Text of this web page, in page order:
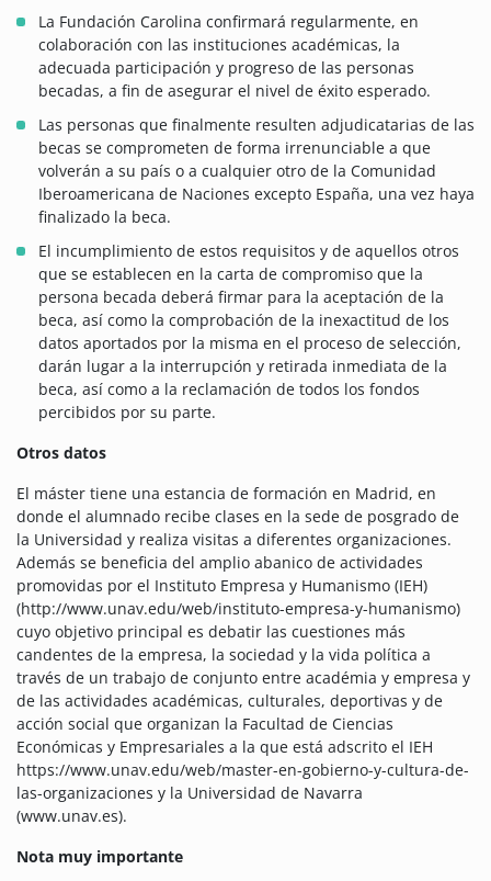
La Fundación Carolina confirmará regularmente, en
colaboración con las instituciones académicas, la
adecuada participación y progreso de las personas
becadas, a fin de asegurar el nivel de éxito esperado.
Las personas que finalmente resulten adjudicatarias de las
becas se comprometen de forma irrenunciable a que
volverán a su país o a cualquier otro de la Comunidad
Iberoamericana de Naciones excepto España, una vez haya
finalizado la beca.
El incumplimiento de estos requisitos y de aquellos otros
que se establecen en la carta de compromiso que la
persona becada deberá firmar para la aceptación de la
beca, así como la comprobación de la inexactitud de los
datos aportados por la misma en el proceso de selección,
darán lugar a la interrupción y retirada inmediata de la
beca, así como a la reclamación de todos los fondos
percibidos por su parte.
Otros datos
El máster tiene una estancia de formación en Madrid, en
donde el alumnado recibe clases en la sede de posgrado de
la Universidad y realiza visitas a diferentes organizaciones.
Además se beneficia del amplio abanico de actividades
promovidas por el Instituto Empresa y Humanismo (IEH)
(http://www.unav.edu/web/instituto-empresa-y-humanismo)
cuyo objetivo principal es debatir las cuestiones más
candentes de la empresa, la sociedad y la vida política a
través de un trabajo de conjunto entre académia y empresa y
de las actividades académicas, culturales, deportivas y de
acción social que organizan la Facultad de Ciencias
Económicas y Empresariales a la que está adscrito el IEH
https://www.unav.edu/web/master-en-gobierno-y-cultura-de-
las-organizaciones y la Universidad de Navarra
(www.unav.es).
Nota muy importante